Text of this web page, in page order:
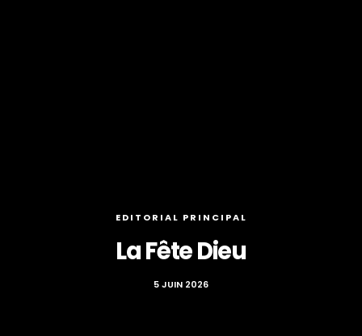
EDITORIAL PRINCIPAL
La Fête Dieu
5 JUIN 2026